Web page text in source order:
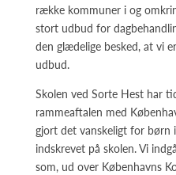
række kommuner i og
stort udbud for
den glædelige besked, at vi
udbud.
Skolen ved Sorte Hest har
rammeaftalen med
gjort det vanskeligt for børn
indskrevet på skolen. Vi
som, ud over Københavns